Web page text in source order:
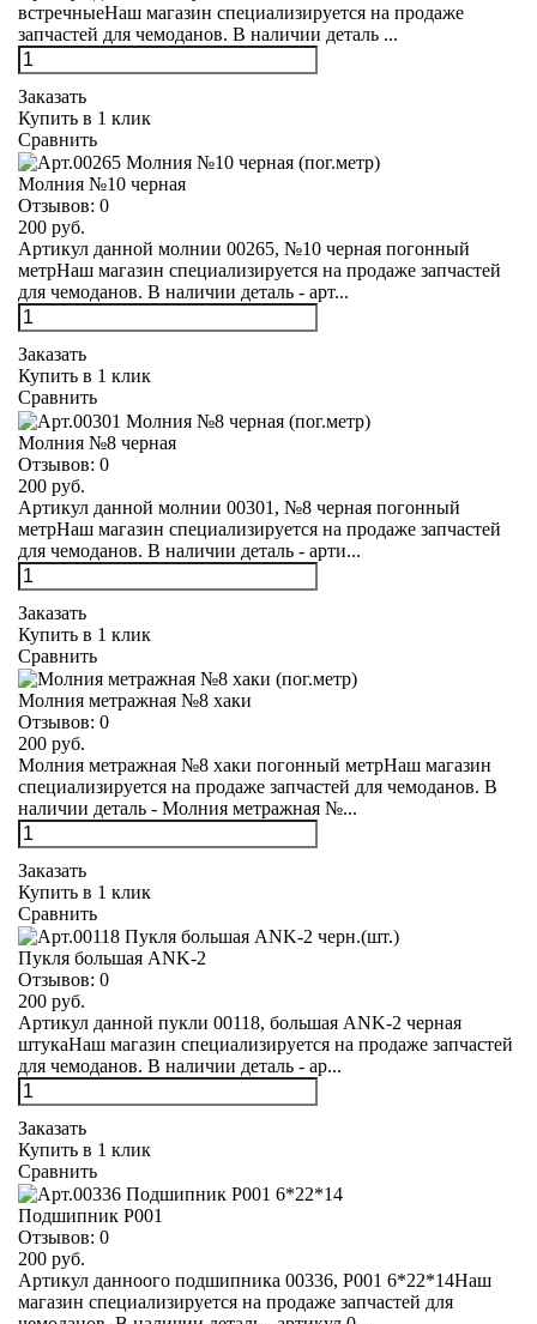
встречныеНаш магазин специализируется на продаже
запчастей для чемоданов. В наличии деталь ...
Заказать
Купить в 1 клик
Сравнить
Молния №10 черная
Отзывов: 0
200 руб.
Артикул данной молнии 00265, №10 черная погонный
метрНаш магазин специализируется на продаже запчастей
для чемоданов. В наличии деталь - арт...
Заказать
Купить в 1 клик
Сравнить
Молния №8 черная
Отзывов: 0
200 руб.
Артикул данной молнии 00301, №8 черная погонный
метрНаш магазин специализируется на продаже запчастей
для чемоданов. В наличии деталь - арти...
Заказать
Купить в 1 клик
Сравнить
Молния метражная №8 хаки
Отзывов: 0
200 руб.
Молния метражная №8 хаки погонный метрНаш магазин
специализируется на продаже запчастей для чемоданов. В
наличии деталь - Молния метражная №...
Заказать
Купить в 1 клик
Сравнить
Пукля большая ANK-2
Отзывов: 0
200 руб.
Артикул данной пукли 00118, большая ANK-2 черная
штукаНаш магазин специализируется на продаже запчастей
для чемоданов. В наличии деталь - ар...
Заказать
Купить в 1 клик
Сравнить
Подшипник Р001
Отзывов: 0
200 руб.
Артикул данноого подшипника 00336, Р001 6*22*14Наш
магазин специализируется на продаже запчастей для